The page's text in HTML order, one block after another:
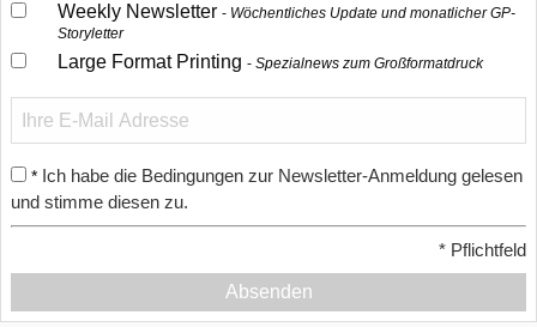
Weekly Newsletter
Wöchentliches Update und monatlicher GP-
Storyletter
Large Format Printing Spezialnews zum Großformatdruck
* Ich habe die Bedingungen zur Newsletter-Anmeldung gelesen
und stimme diesen zu.
* Pflichtfeld
Absenden